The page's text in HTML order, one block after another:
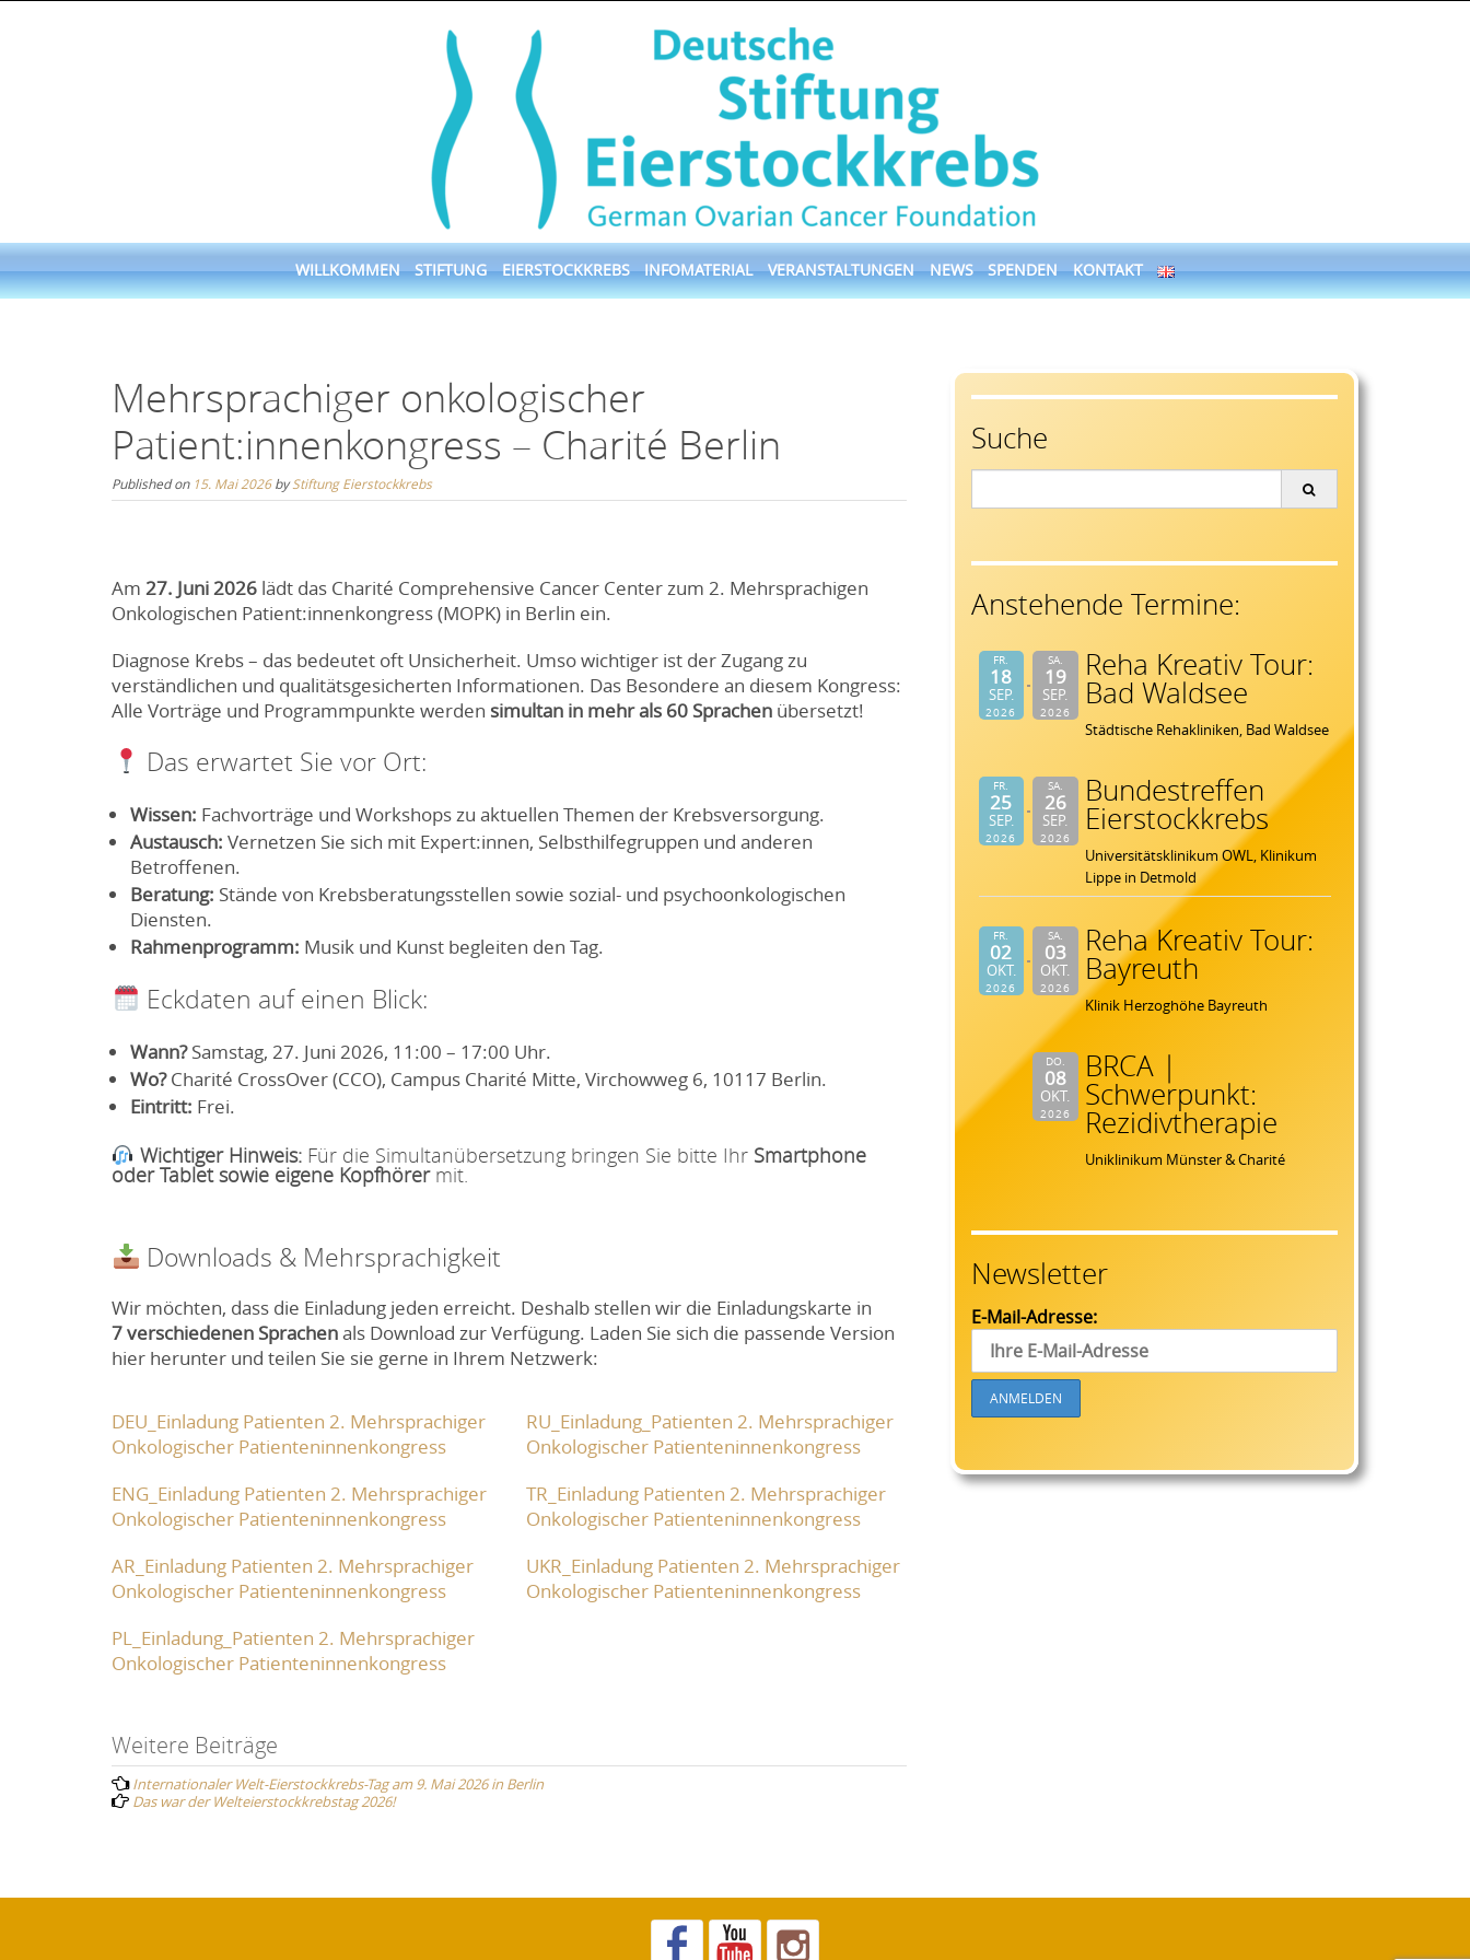
Skip
to
WILLKOMMEN STIFTUNG EIERSTOCKKREBS INFOMATERIAL VERANSTALTUNGEN NEWS SPENDEN KONTAKT
Mehrsprachiger onkologischer
Patient:innenkongress – Charité Berlin
Published on 15. Mai 2026byStiftung Eierstockkrebs
Am 27. Juni 2026 lädt das Charité Comprehensive Cancer Center zum 2. Mehrsprachigen
Onkologischen Patient:innenkongress (MOPK) in Berlin ein.
Diagnose Krebs – das bedeutet oft Unsicherheit. Umso wichtiger ist der Zugang zu
verständlichen und qualitätsgesicherten Informationen. Das Besondere an diesem Kongress:
Alle Vorträge und Programmpunkte werden simultan in mehr als 60 Sprachen übersetzt!
Das erwartet Sie vor Ort:
Wissen: Fachvorträge und Workshops zu aktuellen Themen der Krebsversorgung.
Austausch: Vernetzen Sie sich mit Expert:innen, Selbsthilfegruppen und anderen
Betroffenen.
Beratung: Stände von Krebsberatungsstellen sowie sozial- und psychoonkologischen
Diensten.
Rahmenprogramm: Musik und Kunst begleiten den Tag.
Eckdaten auf einen Blick:
Wann?Samstag, 27. Juni 2026, 11:00 – 17:00 Uhr.
Wo?Charité CrossOver (CCO), Campus Charité Mitte, Virchowweg 6, 10117 Berlin.
Eintritt: Frei.
Wichtiger Hinweis:Für die Simultanübersetzung bringen Sie bitte Ihr Smartphone
oder Tablet sowie eigene Kopfhörermit
Downloads & Mehrsprachigkeit
Wir möchten, dass die Einladung jeden erreicht. Deshalb stellen wir die Einladungskarte in
7verschiedenen Sprachenals Download zur Verfügung. Laden Sie sich die passende Version
hier herunter und teilen Sie sie gerne in Ihrem Netzwerk:
DEU_Einladung Patienten 2. Mehrsprachiger
Onkologischer Patienteninnenkongress
ENG_Einladung Patienten 2. Mehrsprachiger
Onkologischer Patienteninnenkongress
AR_Einladung Patienten 2. Mehrsprachiger
Onkologischer Patienteninnenkongress
PL_Einladung_Patienten 2. Mehrsprachiger
Onkologischer Patienteninnenkongress
RU_Einladung_Patienten 2. Mehrsprachiger
Onkologischer Patienteninnenkongress
TR_Einladung Patienten 2. Mehrsprachiger
Onkologischer Patienteninnenkongress
UKR_Einladung Patienten 2. Mehrsprachiger
Onkologischer Patienteninnenkongress
Post
navigation
Weitere Beiträge
Internationaler Welt-Eierstockkrebs-Tag am 9. Mai 2026 in Berlin
Das war der Welteierstockkrebstag 2026!
Suche
Anstehende Termine:
FR.
18
SEP.
2026
SA.
19
SEP.
2026
Reha Kreativ Tour:
Bad Waldsee
Städtische Rehakliniken, Bad Waldsee
FR.
25
SEP.
2026
SA.
26
SEP.
2026
Bundestreffen
Eierstockkrebs
Universitätsklinikum OWL, Klinikum
Lippe in Detmold
FR.
02
OKT.
2026
SA.
03
OKT.
2026
Reha Kreativ Tour:
Bayreuth
Klinik Herzoghöhe Bayreuth
DO.
08
OKT.
2026
BRCA |
Schwerpunkt:
Rezidivtherapie
Uniklinikum Münster & Charité
Newsletter
E-Mail-Adresse: